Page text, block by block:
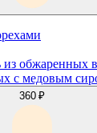
из обжаренных
с медовым
360 ₽